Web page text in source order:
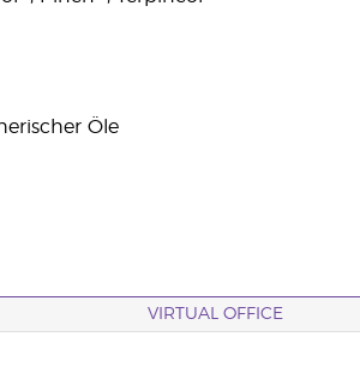
Öle
VIRTUAL OFFICE